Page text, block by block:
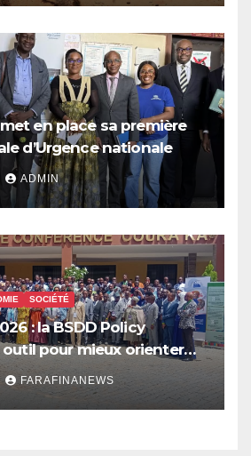
dans l’insécurité
en place sa première
d’Urgence nationale
ADMIN
SOCIÉTÉ
: la BSDD Policy
outil pour mieux orienter
FARAFINANEWS